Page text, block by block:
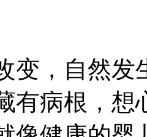
，自然发
有病根，想